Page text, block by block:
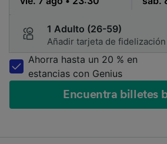
1 Adulto (26-59)
Añadir tarjeta de fidelización
Ahorra hasta un 20 % en
estancias con Genius
Encuentra billetes